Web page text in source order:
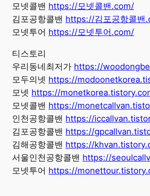
모넷콜밴 https://모넷콜밴.com/
김포공항콜밴 https://김포공항콜밴
모넷투어 https://모넷투어.com/
티스토리
우리동네최저가 https://
모두의넷 https://
모넷 https://
모넷콜밴 https://
인천공항콜밴 https://
김포공항콜밴 https://
김해공항콜밴 https://
서울인천공항콜밴 https://
모넷투어 https://